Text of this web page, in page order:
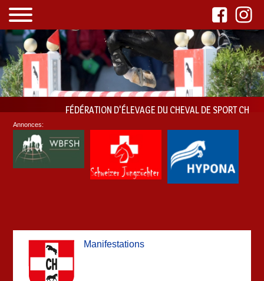
FÉDÉRATION D'ÉLEVAGE DU CHEVAL DE SPORT CH
Manifestations
Annonces: